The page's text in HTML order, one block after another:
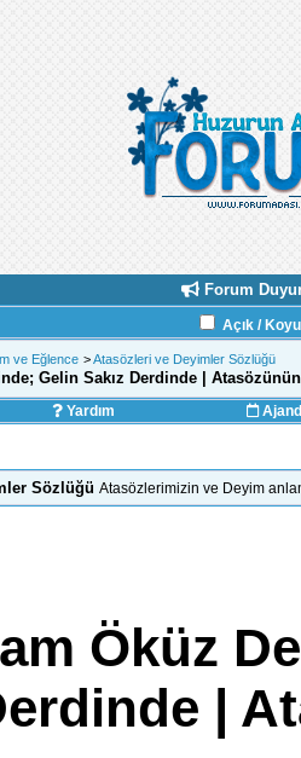
Forum
Açık /
ve Eğlence >Atasözleri ve Deyimler Sözlüğü
Gelin Sakız Derdinde |
Yardım
Sözlüğü Atasözlerimizin ve Deyim
Öküz
|